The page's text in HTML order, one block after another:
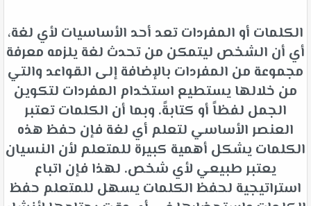
الكلمات أو المفردات تعد أحد الأساسيات لأي لغة،
أي أن الشخص ليتمكن من تحدث لغة يلزمه معرفة
مجموعة من المفردات بالإضافة إلى القواعد والتي
من خلالها يستطيع استخدام المفردات لتكوين
الجمل لفظاً أو كتابةً. وبما أن الكلمات تعتبر
العنصر الأساسي لتعلم أي لغة فإن حفظ هذه
الكلمات يشكل أهمية كبيرة للمتعلم لأن النسيان
يعتبر طبيعي لأي شخص. لهذا فإن اتباع
استراتيجية لحفظ الكلمات يسهل للمتعلم حفظ